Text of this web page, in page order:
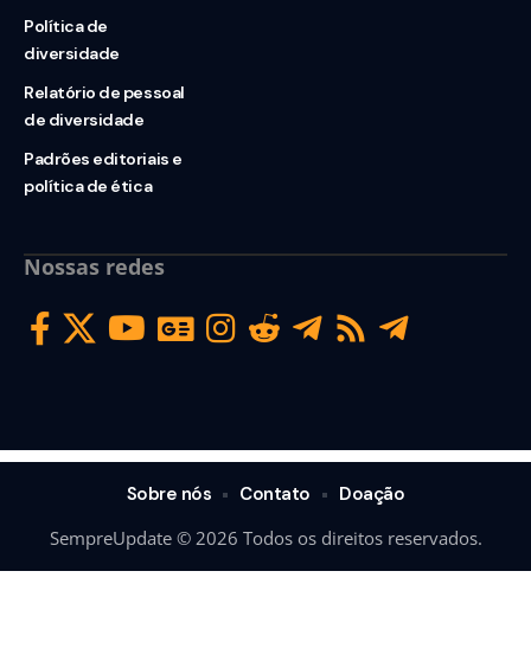
Política de
diversidade
Relatório de pessoal
de diversidade
Padrões editoriais e
política de ética
Nossas redes
SempreUpdate © 2026 Todos os direitos reservados.
Sobre nós Contato Doação